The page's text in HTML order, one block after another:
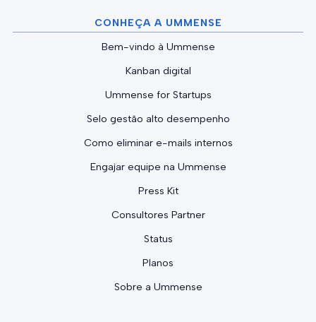
CONHEÇA A UMMENSE
Bem-vindo à Ummense
Kanban digital
Ummense for Startups
Selo gestão alto desempenho
Como eliminar e-mails internos
Engajar equipe na Ummense
Press Kit
Consultores Partner
Status
Planos
Sobre a Ummense